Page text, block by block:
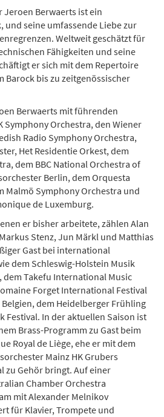
Jeroen Berwaerts ist ein
und seine umfassende Liebe zur
Weltweit geschätzt für
Fähigkeiten und seine
er sich mit dem Repertoire
Barock bis zu zeitgenössischer
Berwaerts mit führenden
Symphony Orchestra, den Wiener
Radio Symphony Orchestra,
Het Residentie Orkest, dem
dem BBC National Orchestra of
Berlin, dem Orquesta
Malmö Symphony Orchestra und
de Luxemburg.
er bisher arbeitete, zählen Alan
Stenz, Jun Märkl und Matthias
Gast bei international
dem Schleswig-Holstein Musik
dem Takefu International Music
Forget International Festival
Belgien, dem Heidelberger Frühling
Festival. In der aktuellen Saison ist
Brass-Programm zu Gast beim
Royal de Liège, ehe er mit dem
Mainz HK Grubers
zu Gehör bringt. Auf einer
Chamber Orchestra
mit Alexander Melnikov
für Klavier, Trompete und